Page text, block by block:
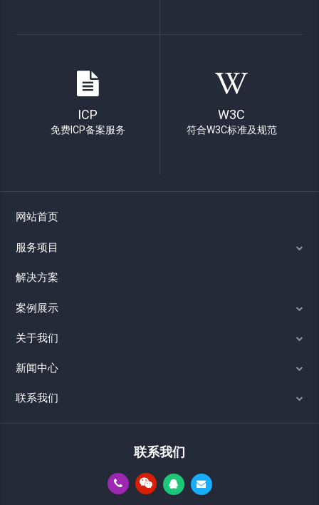
ICP
免费ICP备案服务
W3C
符合W3C标准及规范
网站首页
服务项目
解决方案
案例展示
关于我们
新闻中心
联系我们
联系我们